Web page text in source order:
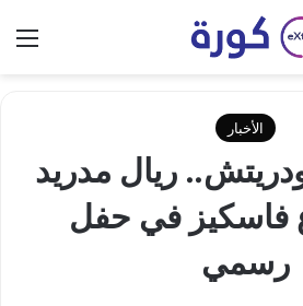
الأخبار
ريال مدريد
فاسكيز في حفل
رسمي